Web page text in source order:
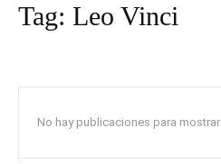
Tag: Leo Vinci
No hay publicaciones para mostrar